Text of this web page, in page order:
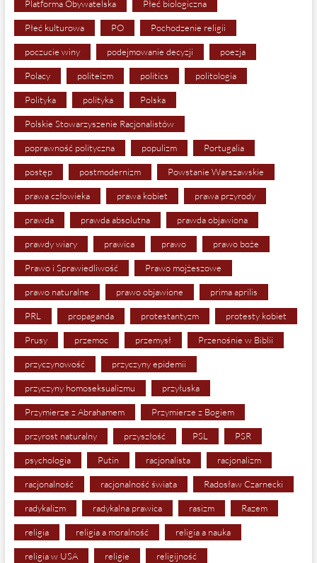
Platforma Obywatelska Płeć biologiczna
Płeć kulturowa PO Pochodzenie religii
poczucie winy podejmowanie decyzji poezja
Polacy politeizm politics politologia
Polityka polityka Polska
Polskie Stowarzyszenie Racjonalistów
poprawność polityczna populizm Portugalia
postęp postmodernizm Powstanie Warszawskie
prawa człowieka prawa kobiet prawa przyrody
prawda prawda absolutna prawda objawiona
prawdy wiary prawica prawo prawo boże
Prawo i Sprawiedliwość Prawo mojżeszowe
prawo naturalne prawo objawione prima aprilis
PRL propaganda protestantyzm protesty kobiet
Prusy przemoc przemysł Przenośnie w Biblii
przyczynowość przyczyny epidemii
przyczyny homoseksualizmu przyłuska
Przymierze z Abrahamem Przymierze z Bogiem
przyrost naturalny przyszłość PSL PSR
psychologia Putin racjonalista racjonalizm
racjonalność racjonalność świata Radosław Czarnecki
radykalizm radykalna prawica rasizm Razem
religia religia a moralność religia a nauka
religia w USA religie religijność